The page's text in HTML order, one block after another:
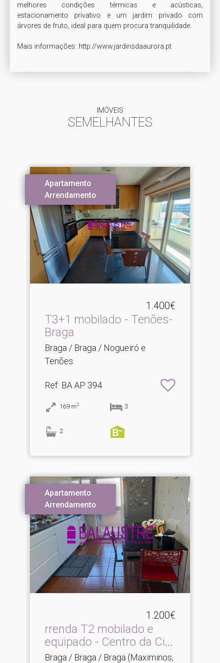
melhores condições térmicas e acústicas,
estacionamento privativo e um jardim privado com
árvores de fruto, ideal para quem procura tranquilidade.
Mais informações: http://www.jardinsdaaurora.pt
IMÓVEIS
SEMELHANTES
Apartamento
Arrendamento
1.400€
T3+1 mobilado - Tenões-
Braga
Braga / Braga / Nogueiró e
Tenões
Ref: BA AP 394
169 m2 3
2
Apartamento
Arrendamento
1.200€
rrenda T2 mobilado e
equipado - Centro da Cid.​
..
Braga / Braga / Braga (Maximinos,